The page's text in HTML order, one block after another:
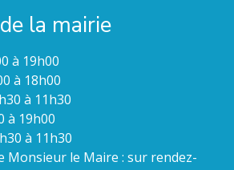
la mairie
à 19h00
à 18h00
à 11h30
à 19h00
à 11h30
Monsieur le Maire : sur rendez-